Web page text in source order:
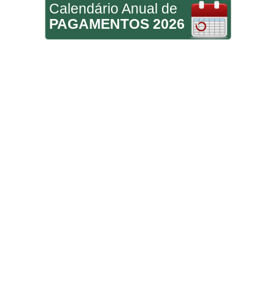
Calendário Anual de
PAGAMENTOS 2026